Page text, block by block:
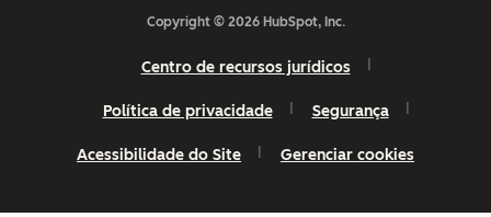
Copyright © 2026 HubSpot, Inc.
Centro de recursos jurídicos
Política de privacidade Segurança
Acessibilidade do Site Gerenciar cookies